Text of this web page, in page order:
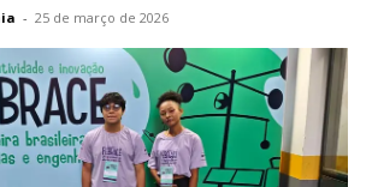
- 25 de março de 2026